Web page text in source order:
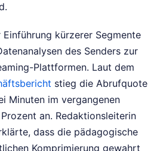
kürzerer Segmente
des Senders zur
Plattformen. Laut dem
stieg die Abrufquote
Minuten im vergangenen
an. Redaktionsleiterin
dass die pädagogische
Komprimierung gewahrt